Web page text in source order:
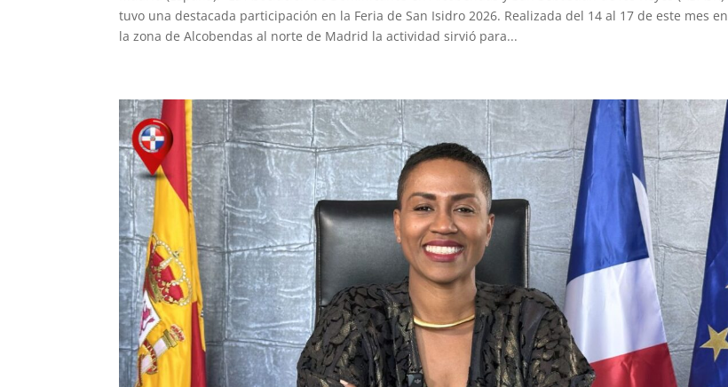
tuvo una destacada participación en la Feria de San Isidro 2026. Realizada del 14 al 17 de este mes en
la zona de Alcobendas al norte de Madrid la actividad sirvió para...